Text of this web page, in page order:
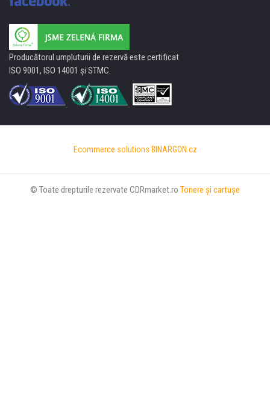
Producătorul umpluturii de rezervă este certificat
ISO 9001, ISO 14001 şi STMC.
Ecommerce solutions BINARGON.cz
© Toate drepturile rezervate CDRmarket.ro Tonere şi cartuşe